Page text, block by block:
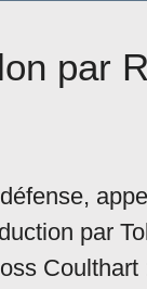
par
par